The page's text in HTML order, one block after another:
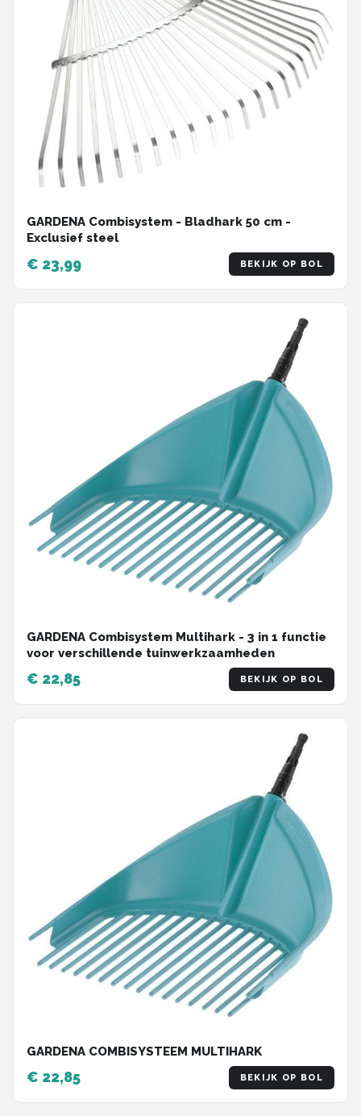
GARDENA Combisystem - Bladhark 50 cm -
Exclusief steel
€ 23,99 BEKIJK OP BOL
GARDENA Combisystem Multihark - 3 in 1 functie
voor verschillende tuinwerkzaamheden
€ 22,85 BEKIJK OP BOL
GARDENA COMBISYSTEEM MULTIHARK
€ 22,85 BEKIJK OP BOL